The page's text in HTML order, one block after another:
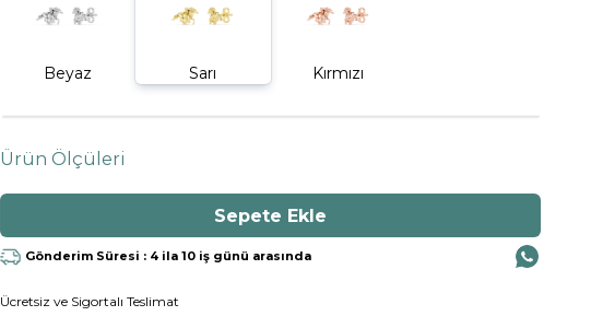
Beyaz Sarı Kırmızı
Ürün Ölçüleri
Gönderim Süresi : 4 ila 10 iş günü arasında
Ücretsiz ve Sigortalı Teslimat